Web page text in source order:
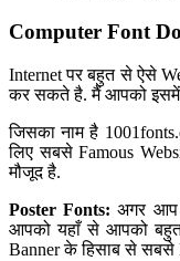
Computer Font
Internet पर बहुत से ऐसे
कर सकते है. मैं आपको
जिसका नाम है
लिए सबसे Famous
मौजूद है.
Poster Fonts: अगर आप
आपको यहाँ से आपको बहुत
Banner के हिसाब से सबसे